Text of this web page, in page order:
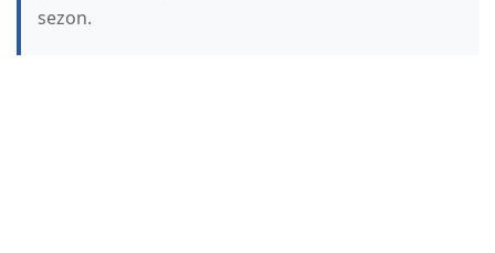
sezon.